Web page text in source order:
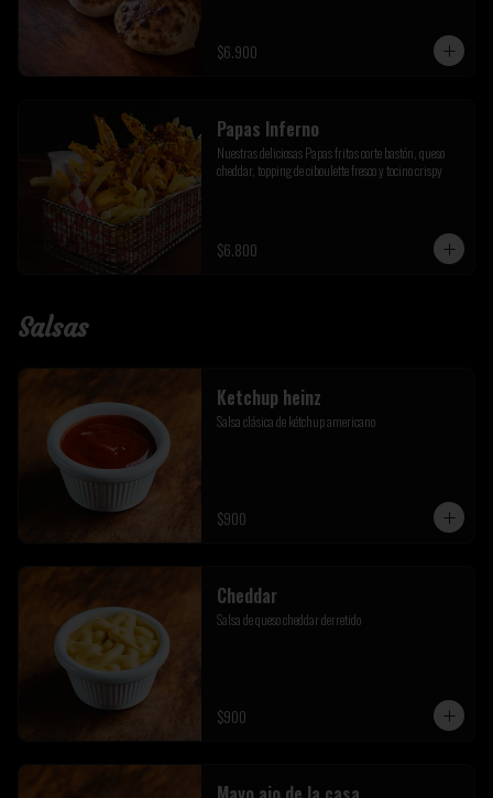
$6.900
Papas Inferno
Nuestras deliciosas Papas fritas corte bastón, queso
cheddar, topping de ciboulette fresco y tocino crispy
$6.800
Salsas
Ketchup heinz
Salsa clásica de kétchup americano
$900
Cheddar
Salsa de queso cheddar derretido
$900